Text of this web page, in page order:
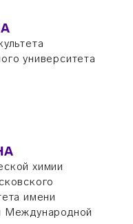
университета
химии
имени